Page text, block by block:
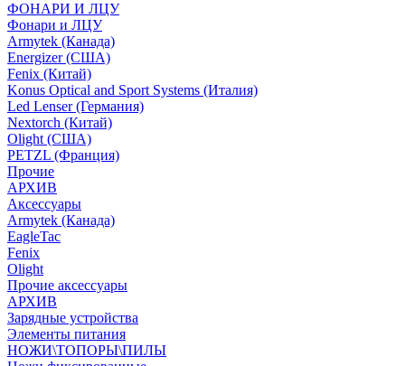
ФОНАРИ И ЛЦУ
Фонари и ЛЦУ
Armytek (Канада)
Energizer (США)
Fenix (Китай)
Konus Optical and Sport Systems (Италия)
Led Lenser (Германия)
Nextorch (Китай)
Olight (США)
PETZL (Франция)
Прочие
АРХИВ
Аксессуары
Armytek (Канада)
EagleTac
Fenix
Olight
Прочие аксессуары
АРХИВ
Зарядные устройства
Элементы питания
НОЖИ\ТОПОРЫ\ПИЛЫ